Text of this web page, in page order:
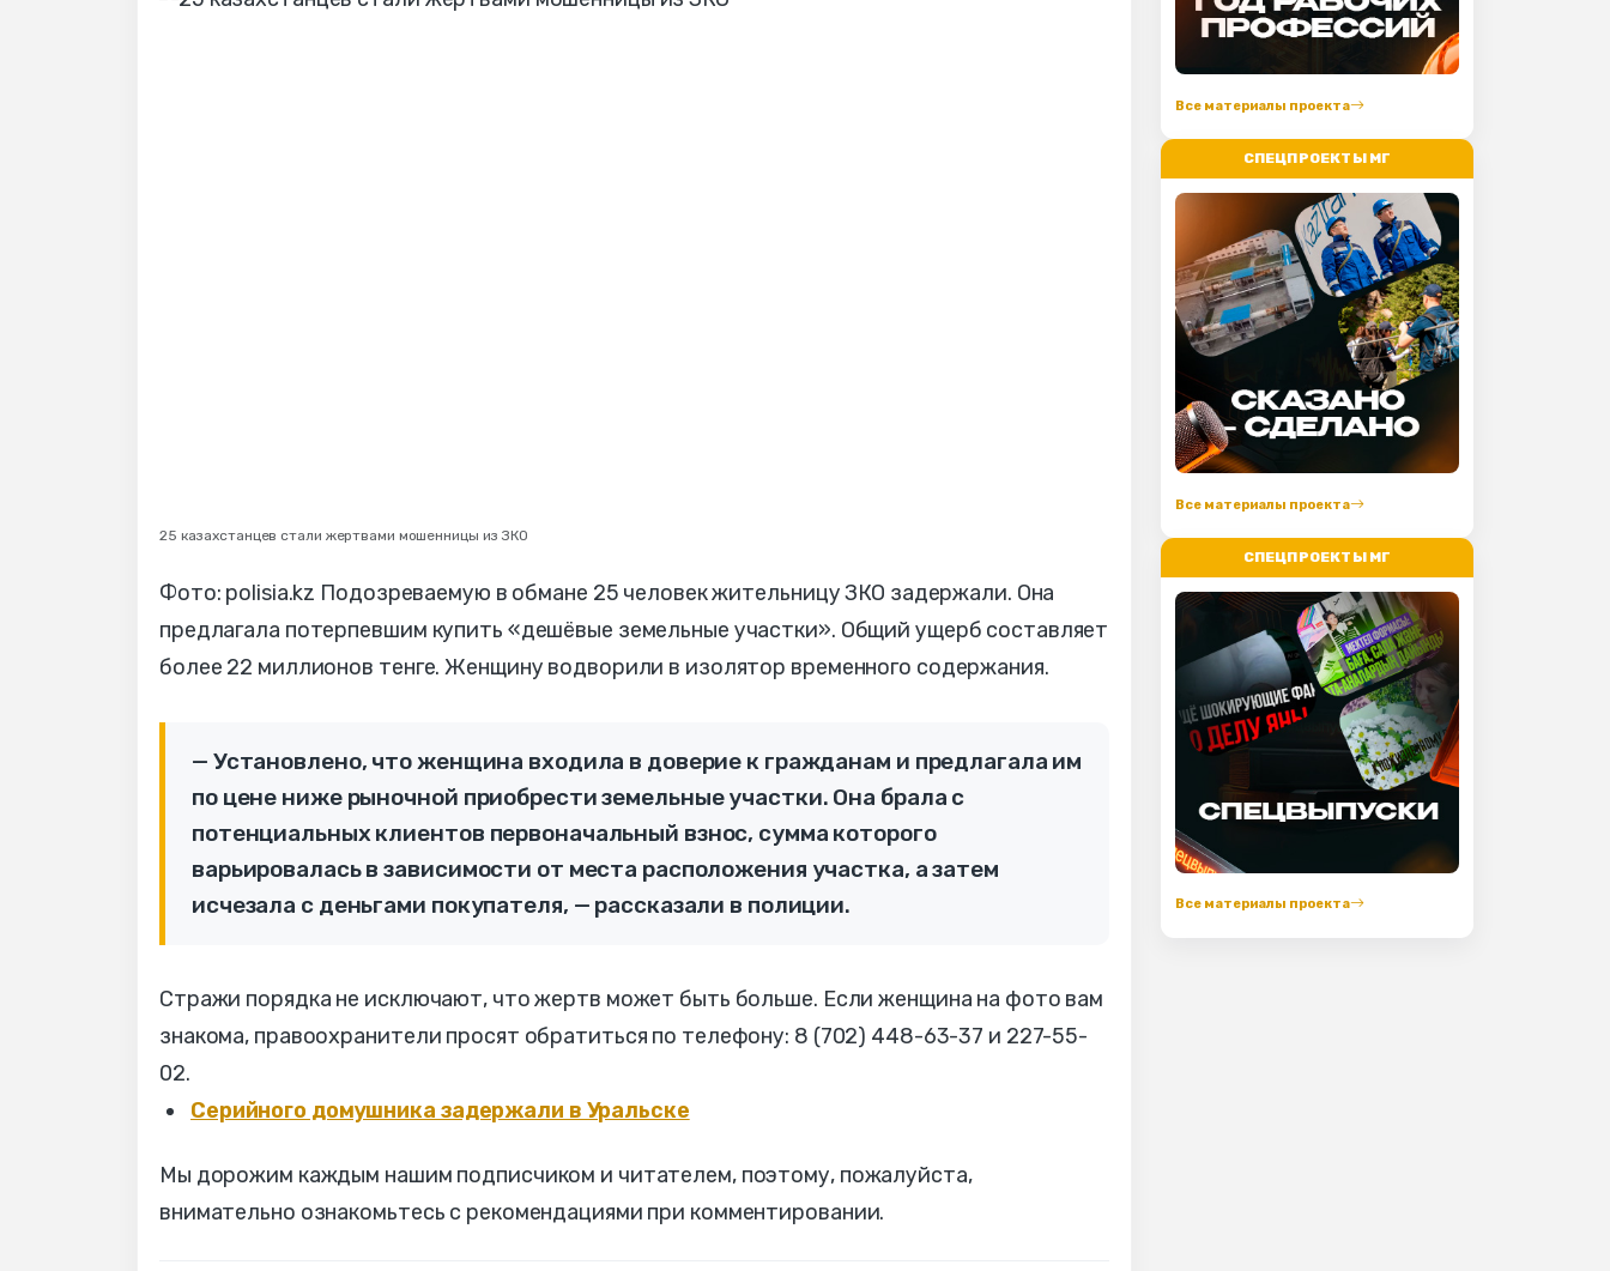
25 казахстанцев стали жертвами мошенницы из ЗКО
Фото: polisia.kz Подозреваемую в обмане 25 человек жительницу ЗКО задержали. Она
предлагала потерпевшим купить «дешёвые земельные участки». Общий ущерб составляет
более 22 миллионов тенге. Женщину водворили в изолятор временного содержания.
— Установлено, что женщина входила в доверие к гражданам и предлагала им
по цене ниже рыночной приобрести земельные участки. Она брала с
потенциальных клиентов первоначальный взнос, сумма которого
варьировалась в зависимости от места расположения участка, а затем
исчезала с деньгами покупателя, — рассказали в полиции.
Стражи порядка не исключают, что жертв может быть больше. Если женщина на фото вам
знакома, правоохранители просят обратиться по телефону: 8 (702) 448-63-37 и 227-55-
02.
Серийного домушника задержали в Уральске
Мы дорожим каждым нашим подписчиком и читателем, поэтому, пожалуйста,
внимательно ознакомьтесь с рекомендациями при комментировании.
Все материалы проекта
СПЕЦПРОЕКТЫ МГ
Все материалы проекта
СПЕЦПРОЕКТЫ МГ
Все материалы проекта